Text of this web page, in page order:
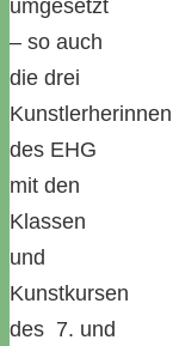
umgesetzt
– so auch
die drei
Kunstlerherinnen
des EHG
mit den
Klassen
und
Kunstkursen
des 7. und